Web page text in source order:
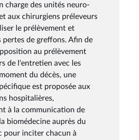
charge des unités neuro-
aux chirurgiens préleveurs
le prélèvement et
pertes de greffons. Afin de
au prélèvement
de l'entretien avec les
du décès, une
est proposée aux
hospitalières,
à la communication de
biomédecine auprès du
pour inciter chacun à